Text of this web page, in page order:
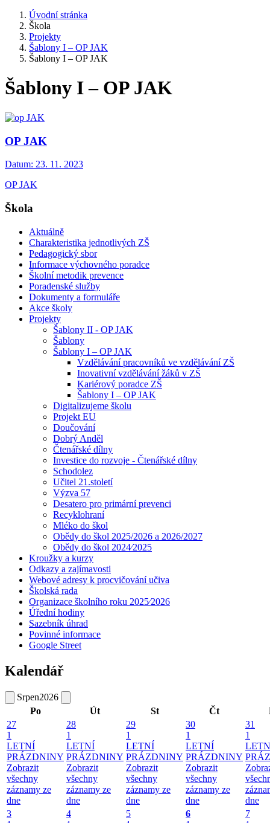
Úvodní stránka
Škola
Projekty
Šablony I – OP JAK
Šablony I – OP JAK
Šablony I – OP JAK
OP JAK
Datum: 23. 11. 2023
OP JAK
Škola
Aktuálně
Charakteristika jednotlivých ZŠ
Pedagogický sbor
Informace výchovného poradce
Školní metodik prevence
Poradenské služby
Dokumenty a formuláře
Akce školy
Projekty
Šablony II - OP JAK
Šablony
Šablony I – OP JAK
Vzdělávání pracovníků ve vzdělávání ZŠ
Inovativní vzdělávání žáků v ZŠ
Kariérový poradce ZŠ
Šablony I – OP JAK
Digitalizujeme školu
Projekt EU
Doučování
Dobrý Anděl
Čtenářské dílny
Investice do rozvoje - Čtenářské dílny
Schodolez
Učitel 21.století
Výzva 57
Desatero pro primární prevenci
Recyklohraní
Mléko do škol
Obědy do škol 2025/2026 a 2026/2027
Obědy do škol 2024⁄2025
Kroužky a kurzy
Odkazy a zajímavosti
Webové adresy k procvičování učiva
Školská rada
Organizace školního roku 2025⁄2026
Úřední hodiny
Sazebník úhrad
Povinné informace
Google Street
Kalendář
Srpen2026
Po
Út St Čt
27
1
LETNÍ
PRÁZDNINY
Zobrazit
všechny
záznamy ze
dne
28
1
LETNÍ
PRÁZDNINY
Zobrazit
všechny
záznamy ze
dne
29
1
LETNÍ
PRÁZDNINY
Zobrazit
všechny
záznamy ze
dne
30
1
LETNÍ
PRÁZDNINY
Zobrazit
všechny
záznamy ze
dne
31
1
dne
3
4
5
6
7